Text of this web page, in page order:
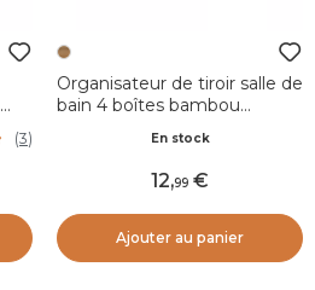
(3)
Organisateur de tiroir salle de
bain 4 boîtes bambou
En stock
12,99
Ajouter au panier